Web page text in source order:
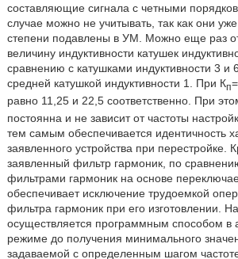
составляющие сигнала с четными
случае можно не учитывать, так как они
степени подавлены в УМ. Можно еще раз
величину индуктивности катушек
сравнению с катушками индуктивности 3 и
средней катушкой индуктивности 1. При Кп
равно 11,25 и 22,5 соответственно. При
постоянна и не зависит от частоты
тем самым обеспечивается идентичность
заявленного устройства при перестройке.
заявленный фильтр гармоник, по
фильтрами гармоник на основе
обеспечивает исключение трудоемкой
фильтра гармоник при его изготовлении.
осуществляется программным способом в
режиме до получения минимального
задаваемой с определенным шагом частоте